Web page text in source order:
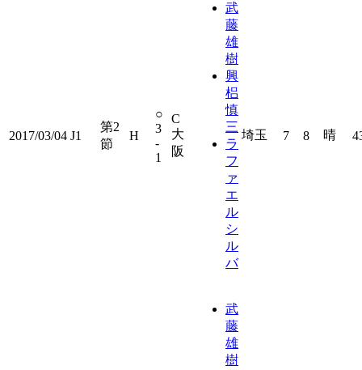
2017/03/04 J1
第2
節
H
○
3
-
1
C
大
阪
武
藤
雄
樹
興
梠
慎
三
ラ
フ
ァ
エ
ル
シ
ル
バ
埼玉 7 8 晴
武
藤
雄
樹